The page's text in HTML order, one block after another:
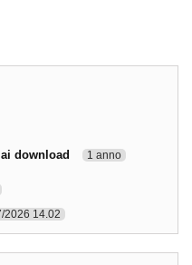
download 1 anno
2026 14.02